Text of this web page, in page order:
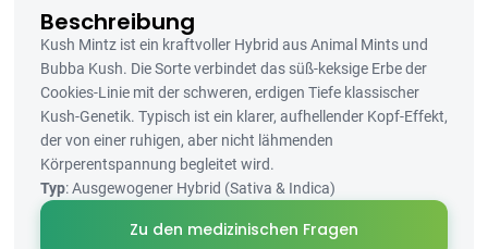
Beschreibung
Kush Mintz ist ein kraftvoller Hybrid aus Animal Mints und
Bubba Kush. Die Sorte verbindet das süß-keksige Erbe der
Cookies-Linie mit der schweren, erdigen Tiefe klassischer
Kush-Genetik. Typisch ist ein klarer, aufhellender Kopf-Effekt,
der von einer ruhigen, aber nicht lähmenden
Körperentspannung begleitet wird.
Typ: Ausgewogener Hybrid (Sativa & Indica)
Zu den medizinischen Fragen